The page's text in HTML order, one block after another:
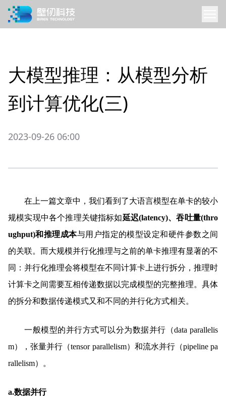
大模型推理：从模型分析
到计算优化(三)
2023-09-26 06:00
在上一篇文章中，我们看到了大语言模型在单卡的较小
规模实现中各个推理关键指标如延迟(latency)、吞吐量(thro
ughput)和推理成本与用户指定的模型设定和硬件参数之间
的关联。而大规模并行化推理与之前的单卡推理有显著的不
同：并行化推理会将模型在不同计算卡上进行拆分，推理时
计算卡之间需要互相传递数据以完成模型的完整推理。具体
的拆分和数据传递模式又和不同的并行化方式相关。
一般模型的并行方式可以分为数据并行（data parallelis
m），张量并行（tensor parallelism）和流水并行（pipeline pa
rallelism）。
a.数据并行